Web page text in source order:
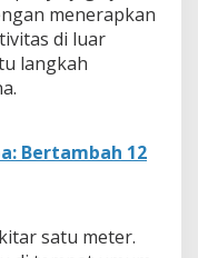
menerapkan
di luar
langkah
Bertambah 12
satu meter.